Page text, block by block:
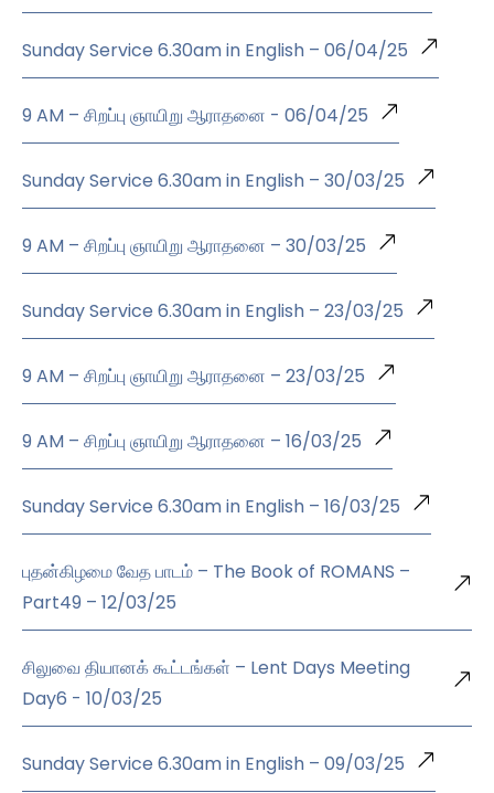
Sunday Service 6.30am in English – 06/04/25
9 AM – சிறப்பு ஞாயிறு ஆராதனை - 06/04/25
Sunday Service 6.30am in English – 30/03/25
9 AM – சிறப்பு ஞாயிறு ஆராதனை – 30/03/25
Sunday Service 6.30am in English – 23/03/25
9 AM – சிறப்பு ஞாயிறு ஆராதனை – 23/03/25
9 AM – சிறப்பு ஞாயிறு ஆராதனை – 16/03/25
Sunday Service 6.30am in English – 16/03/25
புதன்கிழமை வேத பாடம் – The Book of ROMANS –
Part49 – 12/03/25
சிலுவை தியானக் கூட்டங்கள் – Lent Days Meeting
Day6 - 10/03/25
Sunday Service 6.30am in English – 09/03/25